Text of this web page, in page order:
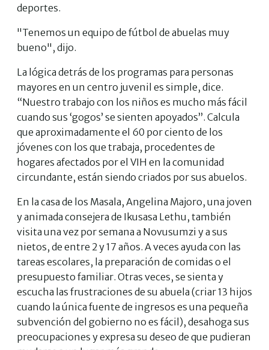
deportes.
"Tenemos un equipo de fútbol de abuelas muy
bueno", dijo.
La lógica detrás de los programas para personas
mayores en un centro juvenil es simple, dice.
“Nuestro trabajo con los niños es mucho más fácil
cuando sus ‘gogos’ se sienten apoyados”. Calcula
que aproximadamente el 60 por ciento de los
jóvenes con los que trabaja, procedentes de
hogares afectados por el VIH en la comunidad
circundante, están siendo criados por sus abuelos.
En la casa de los Masala, Angelina Majoro, una joven
y animada consejera de Ikusasa Lethu, también
visita una vez por semana a Novusumzi y a sus
nietos, de entre 2 y 17 años. A veces ayuda con las
tareas escolares, la preparación de comidas o el
presupuesto familiar. Otras veces, se sienta y
escucha las frustraciones de su abuela (criar 13 hijos
cuando la única fuente de ingresos es una pequeña
subvención del gobierno no es fácil), desahoga sus
preocupaciones y expresa su deseo de que pudieran